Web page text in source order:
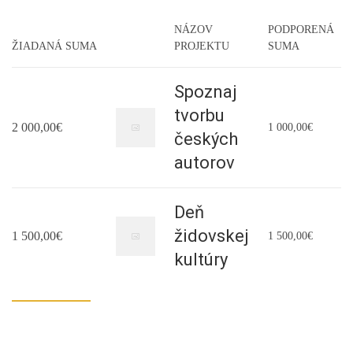
ŽIADANÁ SUMA
NÁZOV
PROJEKTU
PODPORENÁ
SUMA
2 000,00€
Spoznaj
tvorbu
českých
autorov
1 000,00€
1 500,00€
Deň
židovskej
kultúry
1 500,00€